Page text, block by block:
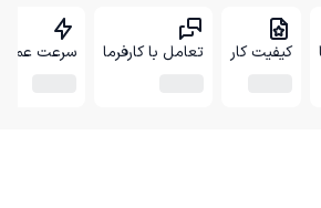
کیفیت کار تعامل با کارفرما سرعت عمل